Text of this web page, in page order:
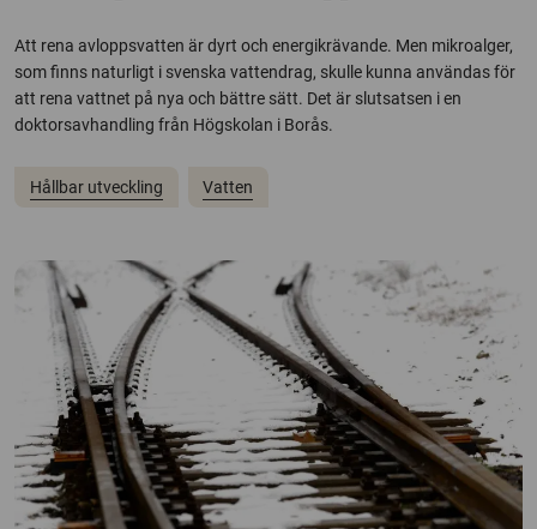
Att rena avloppsvatten är dyrt och energikrävande. Men mikroalger,
som finns naturligt i svenska vattendrag, skulle kunna användas för
att rena vattnet på nya och bättre sätt. Det är slutsatsen i en
doktorsavhandling från Högskolan i Borås.
Hållbar utveckling Vatten